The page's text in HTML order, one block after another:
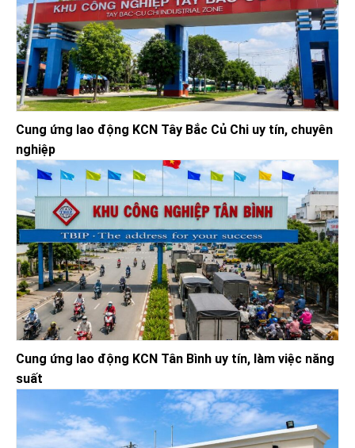
Cung ứng lao động KCN Tây Bắc Củ Chi uy tín, chuyên
nghiệp
Cung ứng lao động KCN Tân Bình uy tín, làm việc năng
suất